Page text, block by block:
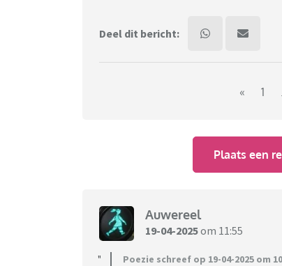
die alleen tegen mij verteld en niet
wil een afspraak maken met de
Deel dit bericht:
« 1
Plaats een
Auwereel
19-04-2025om 11:55
Poezie schreef op 19-04-2025 om